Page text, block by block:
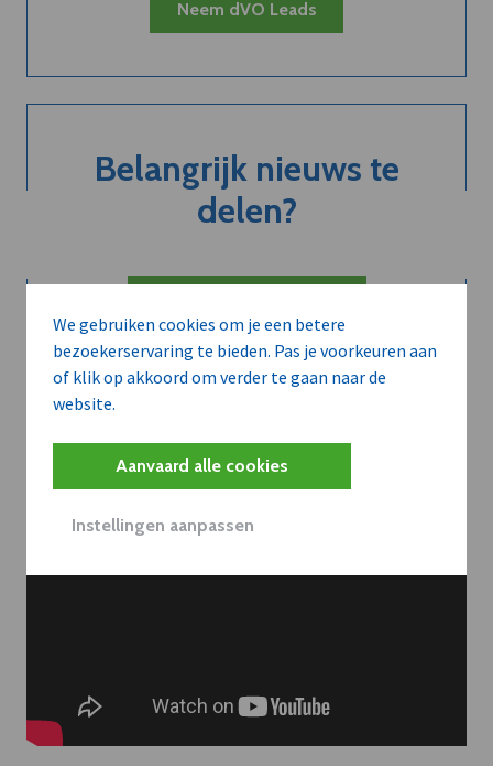
We gebruiken cookies om je een betere
bezoekerservaring te bieden. Pas je voorkeuren aan
of klik op akkoord om verder te gaan naar de
website.
Aanvaard alle cookies
Instellingen aanpassen
Neem dVO Leads
Belangrijk nieuws te
delen?